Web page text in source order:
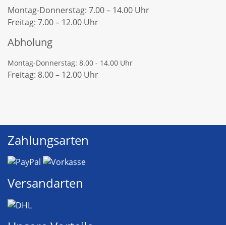
Montag-Donnerstag: 7.00 – 14.00 Uhr
Freitag: 7.00 – 12.00 Uhr
Abholung
Montag-Donnerstag: 8.00 - 14.00 Uhr
Freitag: 8.00 – 12.00 Uhr
Zahlungsarten
Versandarten